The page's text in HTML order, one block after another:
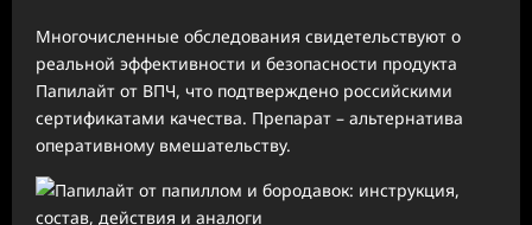
Многочисленные обследования свидетельствуют о
реальной эффективности и безопасности продукта
Папилайт от ВПЧ, что подтверждено российскими
сертификатами качества. Препарат – альтернатива
оперативному вмешательству.